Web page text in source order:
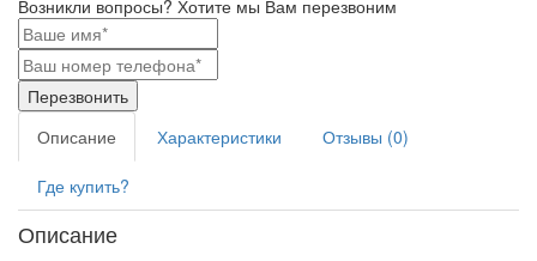
Возникли вопросы? Хотите мы Вам перезвоним
Перезвонить
Описание
Характеристики Отзывы (0)
Где купить?
Описание